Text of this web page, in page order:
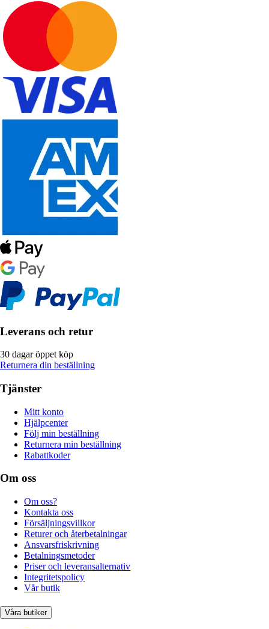
Leverans och retur
30 dagar öppet köp
Returnera din beställning
Tjänster
Mitt konto
Hjälpcenter
Följ min beställning
Returnera min beställning
Rabattkoder
Om oss
Om oss?
Kontakta oss
Försäljningsvillkor
Returer och återbetalningar
Ansvarsfriskrivning
Betalningsmetoder
Priser och leveransalternativ
Integritetspolicy
Vår butik
Våra butiker